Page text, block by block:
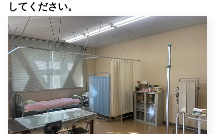
してください。